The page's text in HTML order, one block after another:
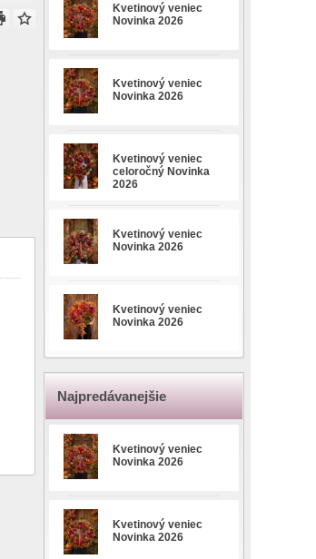
Kvetinový veniec
Novinka 2026
Kvetinový veniec
Novinka 2026
Kvetinový veniec
celoročný Novinka
2026
Kvetinový veniec
Novinka 2026
Kvetinový veniec
Novinka 2026
Najpredávanejšie
Kvetinový veniec
Novinka 2026
Kvetinový veniec
Novinka 2026